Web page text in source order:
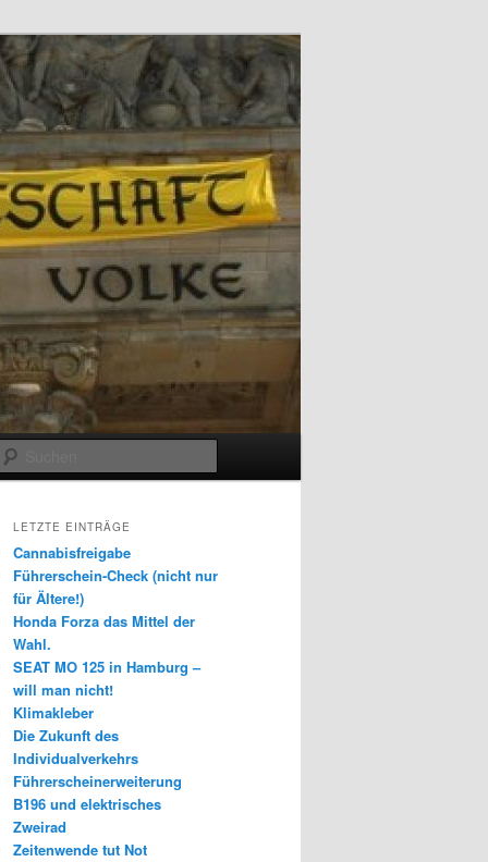
LETZTE EINTRÄGE
Cannabisfreigabe
Führerschein-Check (nicht nur
für Ältere!)
Honda Forza das Mittel der
Wahl.
SEAT MO 125 in Hamburg –
will man nicht!
Klimakleber
Die Zukunft des
Individualverkehrs
Führerscheinerweiterung
B196 und elektrisches
Zweirad
Zeitenwende tut Not